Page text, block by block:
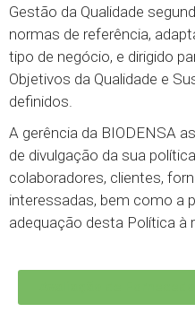
Gestão da Qualidade
normas de referência,
tipo de negócio, e dirigido
Objetivos da Qualidade e
definidos.
A gerência da BIODENSA
de divulgação da sua
colaboradores, clientes,
interessadas, bem como a
adequação desta Política à